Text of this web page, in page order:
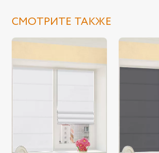
СМОТРИТЕ ТАКЖЕ